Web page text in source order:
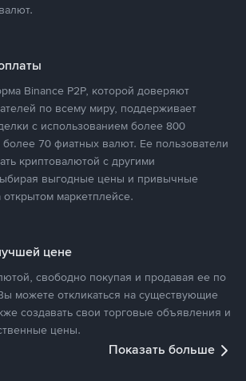
Binance P2P, которой доверяют
по всему миру, поддерживает
с использованием более 800
70 фиатных валют. Ее пользователи
криптовалютой с другими
выгодные цены и привычные
маркетплейсе.
цене
свободно покупая и продавая ее по
можете откликаться на существующие
создавать свои торговые объявления и
цены.
Показать больше